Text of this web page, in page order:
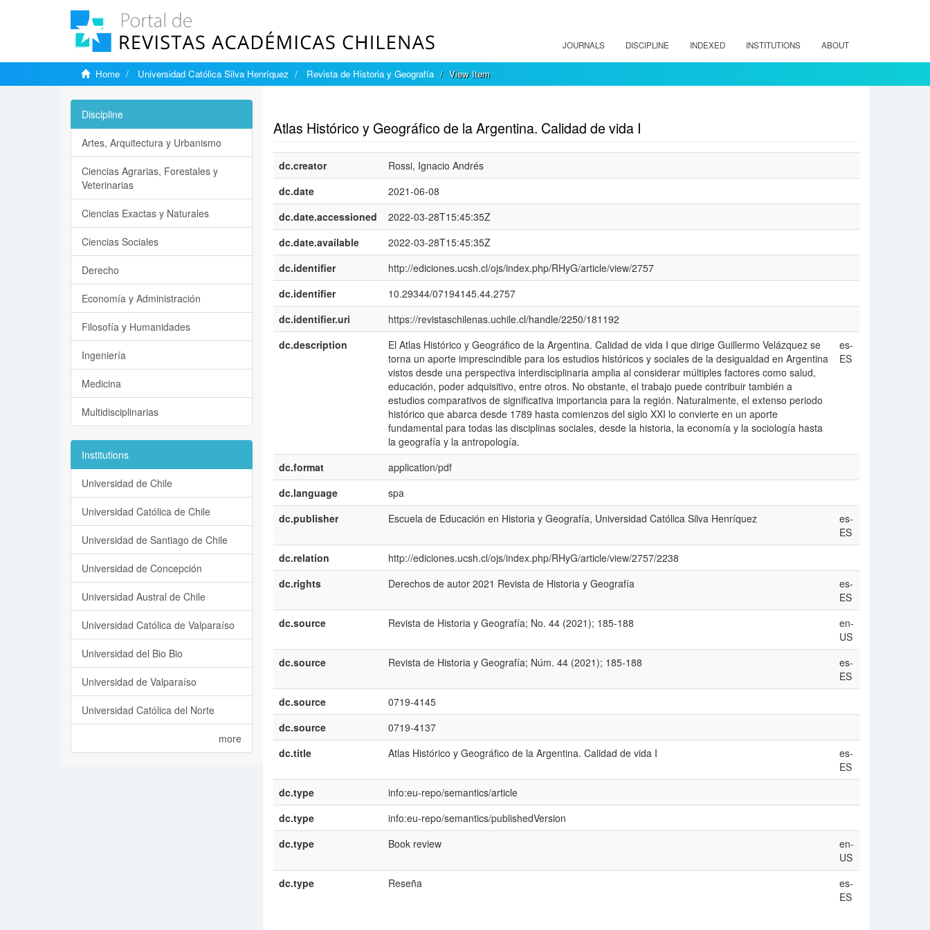
JOURNALS DISCIPLINE INDEXED INSTITUTIONS ABOUT
Home Universidad Católica Silva Henríquez Revista de Historia y Geografía View Item
Atlas Histórico y Geográfico de la Argentina. Calidad de vida I
dc.creator
Rossi, Ignacio Andrés
dc.date
2021-06-08
dc.date.accessioned
2022-03-28T15:45:35Z
dc.date.available
2022-03-28T15:45:35Z
dc.identifier
http://ediciones.ucsh.cl/ojs/index.php/RHyG/article/view/2757
dc.identifier
10.29344/07194145.44.2757
dc.identifier.uri
https://revistaschilenas.uchile.cl/handle/2250/181192
dc.description
El Atlas Histórico y Geográfico de la Argentina. Calidad de vida I que dirige Guillermo Velázquez se
torna un aporte imprescindible para los estudios históricos y sociales de la desigualdad en Argentina
vistos desde una perspectiva interdisciplinaria amplia al considerar múltiples factores como salud,
educación, poder adquisitivo, entre otros. No obstante, el trabajo puede contribuir también a
estudios comparativos de significativa importancia para la región. Naturalmente, el extenso periodo
histórico que abarca desde 1789 hasta comienzos del siglo XXI lo convierte en un aporte
fundamental para todas las disciplinas sociales, desde la historia, la economí­a y la sociologí­a hasta
la geografí­a y la antropologí­a.
es-
ES
dc.format
application/pdf
dc.language
spa
dc.publisher
Escuela de Educación en Historia y Geografí­a, Universidad Católica Silva Henrí­quez
es-
ES
dc.relation
http://ediciones.ucsh.cl/ojs/index.php/RHyG/article/view/2757/2238
dc.rights
Derechos de autor 2021 Revista de Historia y Geografí­a
es-
ES
dc.source
Revista de Historia y Geografí­a; No. 44 (2021); 185-188
en-
US
dc.source
Revista de Historia y Geografí­a; Núm. 44 (2021); 185-188
es-
ES
dc.source
0719-4145
dc.source
0719-4137
dc.title
Atlas Histórico y Geográfico de la Argentina. Calidad de vida I
es-
ES
dc.type
info:eu-repo/semantics/article
dc.type
info:eu-repo/semantics/publishedVersion
dc.type
Book review
en-
US
dc.type
Reseña
es-
ES
Discipline
Artes, Arquitectura y Urbanismo
Ciencias Agrarias, Forestales y
Veterinarias
Ciencias Exactas y Naturales
Ciencias Sociales
Derecho
Economía y Administración
Filosofía y Humanidades
Ingeniería
Medicina
Multidisciplinarias
Institutions
Universidad de Chile
Universidad Católica de Chile
Universidad de Santiago de Chile
Universidad de Concepción
Universidad Austral de Chile
Universidad Católica de Valparaíso
Universidad del Bio Bio
Universidad de Valparaíso
Universidad Católica del Norte
more